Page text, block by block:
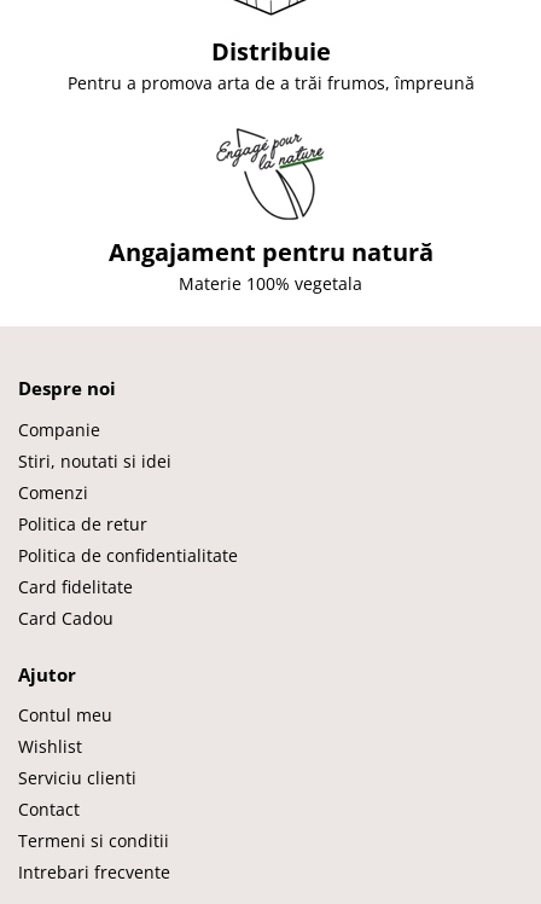
Distribuie
Pentru a promova arta de a trăi frumos, împreună
Angajament pentru natură
Materie 100% vegetala
Despre noi
Companie
Stiri, noutati si idei
Comenzi
Politica de retur
Politica de confidentialitate
Card fidelitate
Card Cadou
Ajutor
Contul meu
Wishlist
Serviciu clienti
Contact
Termeni si conditii
Intrebari frecvente